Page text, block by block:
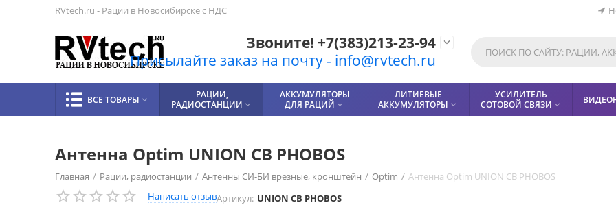
RVtech.ru - Рации в Новосибирске с НДС
Звоните! +7(383)213-23-94
Присылайте заказ на почту - info@rvtech.ru

ВСЕ ТОВАРЫ 
РАЦИИ,
РАДИОСТАНЦИИ 
АККУМУЛЯТОРЫ
ДЛЯ РАЦИЙ 
ЛИТИЕВЫЕ
АККУМУЛЯТОРЫ 
УСИЛИТЕЛЬ
СОТОВОЙ СВЯЗИ 
Антенна Optim UNION СВ PHOBOS
Главная / Рации, радиостанции / Антенны СИ-БИ врезные, кронштейн / Optim / Антенна Optim UNION СВ PHOBOS
Написать отзывАртикул: UNION СВ PHOBOS